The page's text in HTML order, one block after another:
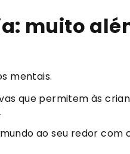
muito
mentais.
que permitem às
ao seu redor com